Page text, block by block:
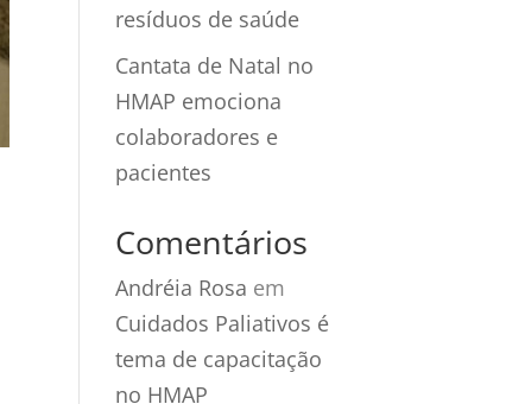
resíduos de saúde
Cantata de Natal no
HMAP emociona
colaboradores e
pacientes
Comentários
Andréia Rosa em
Cuidados Paliativos é
tema de capacitação
no HMAP